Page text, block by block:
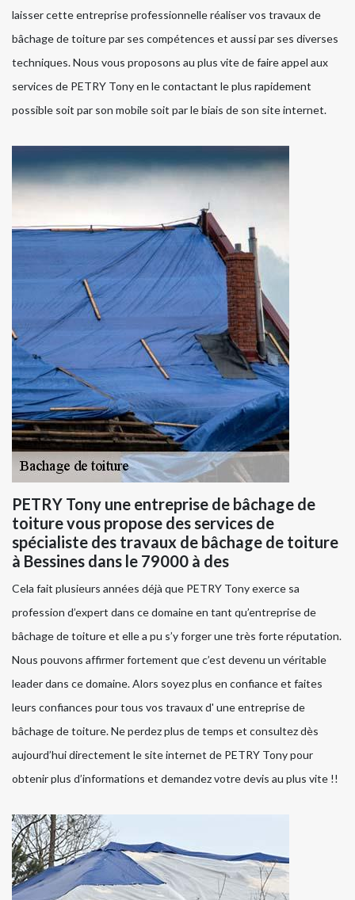
laisser cette entreprise professionnelle réaliser vos travaux de
bâchage de toiture par ses compétences et aussi par ses diverses
techniques. Nous vous proposons au plus vite de faire appel aux
services de PETRY Tony en le contactant le plus rapidement
possible soit par son mobile soit par le biais de son site internet.
PETRY Tony une entreprise de bâchage de
toiture vous propose des services de
spécialiste des travaux de bâchage de toiture
à Bessines dans le 79000 à des
Cela fait plusieurs années déjà que PETRY Tony exerce sa
profession d’expert dans ce domaine en tant qu’entreprise de
bâchage de toiture et elle a pu s’y forger une très forte réputation.
Nous pouvons affirmer fortement que c’est devenu un véritable
leader dans ce domaine. Alors soyez plus en confiance et faites
leurs confiances pour tous vos travaux d' une entreprise de
bâchage de toiture. Ne perdez plus de temps et consultez dès
aujourd’hui directement le site internet de PETRY Tony pour
obtenir plus d’informations et demandez votre devis au plus vite !!